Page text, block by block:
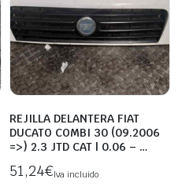
REJILLA DELANTERA FIAT
DUCATO COMBI 30 (09.2006
=>) 2.3 JTD CAT | 0.06 – …
51,24€Iva incluido